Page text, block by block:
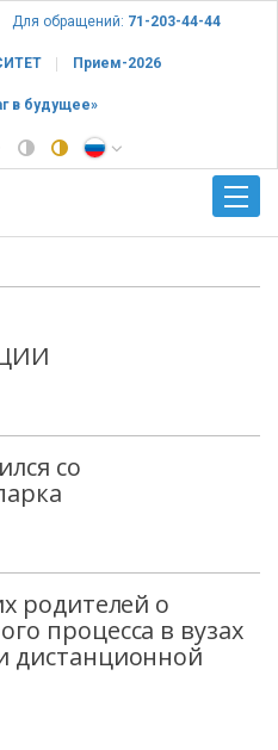
Для обращений: 71-203-44-44
Прием-2026
в будущее»
со
родителей о
процесса в вузах
дистанционной